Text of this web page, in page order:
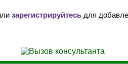
зарегистрируйтесьдля